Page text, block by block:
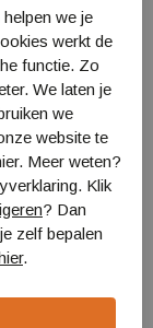
Logo
we je
werkt de
functie. Zo
We laten je
we
website te
Meer weten?
Klik
? Dan
zelf bepalen
.